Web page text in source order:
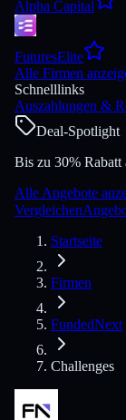
Alpha Capital
FuturesElite
Alle Firmen
Schnelllinks
Auszahlungen &
Deal-Spotlight
Bis zu 30% Rabatt
Alle Angebote
Vergleichen
Startseite
Firmen
FundedNext
Challenges